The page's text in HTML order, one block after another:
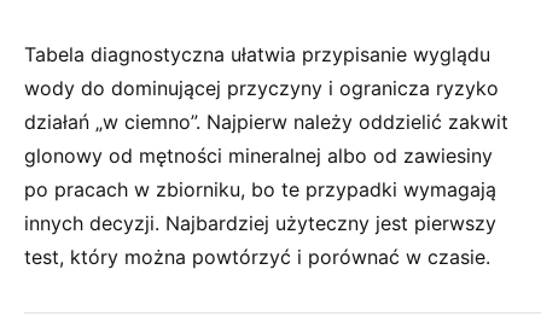
Tabela diagnostyczna ułatwia przypisanie wyglądu
wody do dominującej przyczyny i ogranicza ryzyko
działań „w ciemno”. Najpierw należy oddzielić zakwit
glonowy od mętności mineralnej albo od zawiesiny
po pracach w zbiorniku, bo te przypadki wymagają
innych decyzji. Najbardziej użyteczny jest pierwszy
test, który można powtórzyć i porównać w czasie.